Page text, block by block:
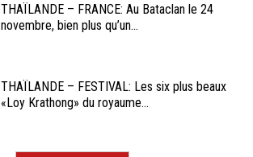
THAÏLANDE – FRANCE: Au Bataclan le 24
novembre, bien plus qu’un...
THAÏLANDE – FESTIVAL: Les six plus beaux
«Loy Krathong» du royaume...